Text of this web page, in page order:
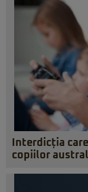
Interdicția
copiilor